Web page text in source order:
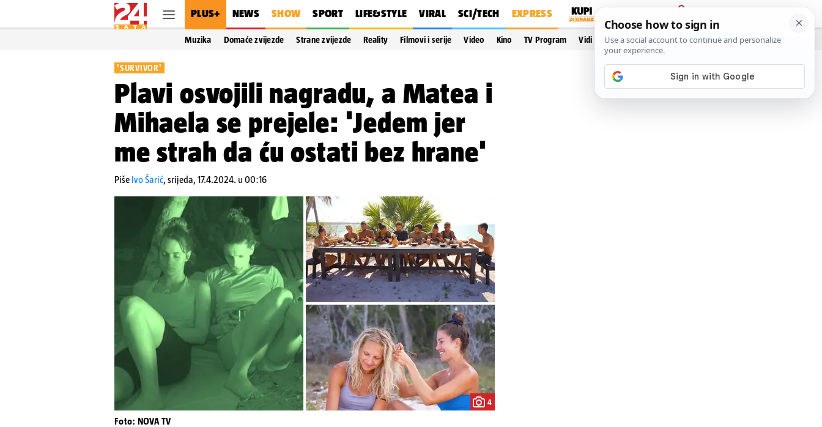
PLUS+ NEWS SHOW SPORT LIFE&STYLE VIRAL SCI/TECH EXPRESS
PRIJAVA
Muzika Domaće zvijezde Strane zvijezde Reality Filmovi i serije Video Kino TV Program Vidi još…
'SURVIVOR'
Plavi osvojili nagradu, a Matea i
Mihaela se prejele: 'Jedem jer
me strah da ću ostati bez hrane'
Piše Ivo Šarić,srijeda, 17.4.2024. u 00:16
4
Foto: NOVA TV